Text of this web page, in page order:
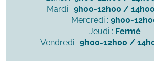
Mardi : 9h00-12h00 /
Mercredi : 9h00-
Jeudi : Fermé
Vendredi : 9h00-12h00 /